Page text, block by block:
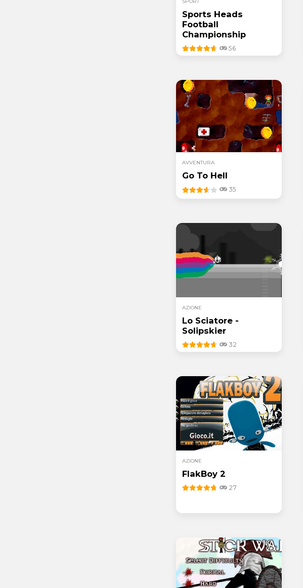
Sports Heads
Football
Championship
56
AVVENTURA
Go To Hell
35
AZIONE
Lo Sciatore -
Solipskier
32
AZIONE
FlakBoy 2
27